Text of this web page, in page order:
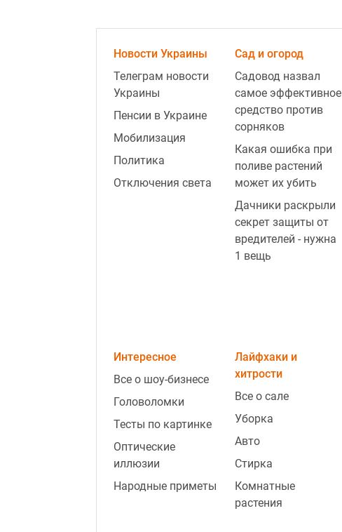
Новости Украины
Телеграм новости
Украины
Пенсии в Украине
Мобилизация
Политика
Отключения света
Сад и огород
Садовод назвал
самое эффективное
средство против
сорняков
Какая ошибка при
поливе растений
может их убить
Дачники раскрыли
секрет защиты от
вредителей - нужна
1 вещь
Интересное
Все о шоу-бизнесе
Головоломки
Тесты по картинке
Оптические
иллюзии
Народные приметы
Лайфхаки и
хитрости
Все о сале
Уборка
Авто
Стирка
Комнатные
растения